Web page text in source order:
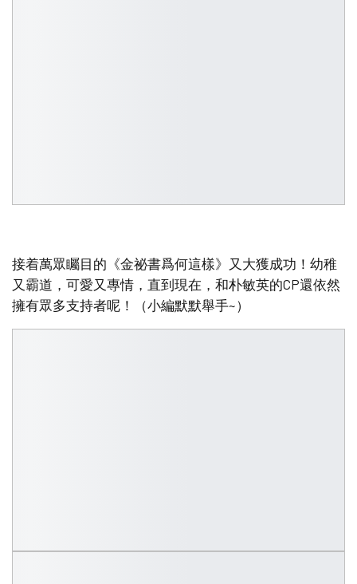
接着萬眾矚目的《金祕書爲何這樣》又大獲成功！幼稚
又霸道，可愛又專情，直到現在，和朴敏英的CP還依然
擁有眾多支持者呢！（小編默默舉手~）